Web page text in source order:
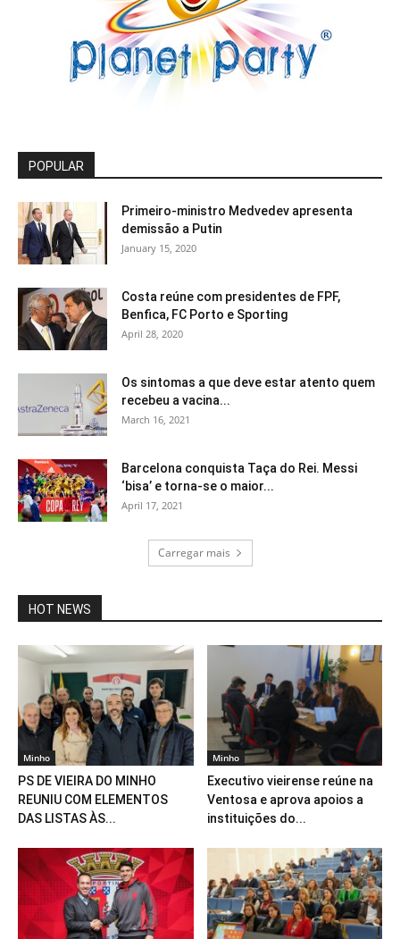
POPULAR
Primeiro-ministro Medvedev apresenta
demissão a Putin
January 15, 2020
Costa reúne com presidentes de FPF,
Benfica, FC Porto e Sporting
April 28, 2020
Os sintomas a que deve estar atento quem
recebeu a vacina...
March 16, 2021
Barcelona conquista Taça do Rei. Messi
‘bisa’ e torna-se o maior...
April 17, 2021
Carregar mais
HOT NEWS
Minho
PS DE VIEIRA DO MINHO
REUNIU COM ELEMENTOS
DAS LISTAS ÀS...
Minho
Executivo vieirense reúne na
Ventosa e aprova apoios a
instituições do...